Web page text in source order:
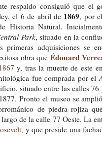
respaldo consiguió que el
el 6 de abril de 1869, por
Historia Natural.
Park, situado en la
primeras adquisiciones se
obra que Édouard
y, tras la muerte de este
ca fue comprada por el
situado entre las calles
Pronto el museo se
de piedra rojiza
de la calle 77 Oeste. La
, y que preside una